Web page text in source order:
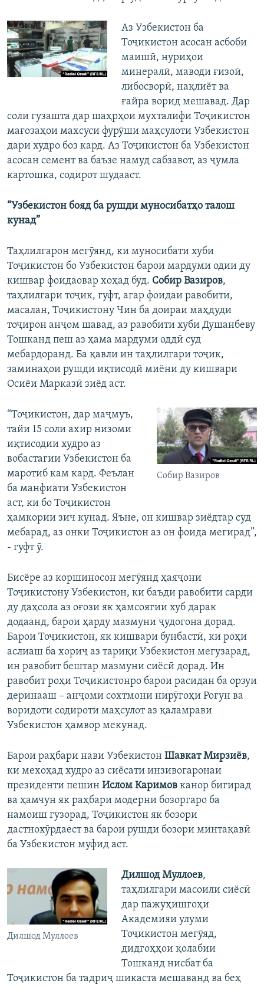
Аз Узбекистон ба
Тоҷикистон асосан асбоби
маишӣ, нуриҳои
минералӣ, маводи ғизоӣ,
либосворӣ, нақлиёт ва
ғайра ворид мешавад. Дар
соли гузашта дар шаҳрҳои мухталифи Тоҷикистон
мағозаҳои махсуси фурӯши маҳсулоти Узбекистон
дари худро боз кард. Аз Тоҷикистон ба Узбекистон
асосан семент ва баъзе намуд сабзавот, аз ҷумла
картошка, содирот шудааст.
“Узбекистон бояд ба рушди муносибатҳо талош
кунад”
Таҳлилгарон мегӯянд, ки муносибати хуби
Тоҷикистон бо Узбекистон барои мардуми одии ду
кишвар фоидаовар хоҳад буд. Собир Вазиров,
таҳлилгари тоҷик, гуфт, агар фоидаи равобити,
масалан, Тоҷикистону Чин ба доираи маҳдуди
тоҷирон анҷом шавад, аз равобити хуби Душанбеву
Тошканд пеш аз ҳама мардуми оддӣ суд
мебардоранд. Ба қавли ин таҳлилгари тоҷик,
заминаҳои рушди иқтисодӣ миёни ду кишвари
Осиёи Марказӣ зиёд аст.
Собир Вазиров
“Тоҷикистон, дар маҷмуъ,
тайи 15 соли ахир низоми
иқтисодии худро аз
вобастагии Узбекистон ба
маротиб кам кард. Феълан
ба манфиати Узбекистон
аст, ки бо Тоҷикистон
ҳамкории зич кунад. Яъне, он кишвар зиёдтар суд
мебарад, аз онки Тоҷикистон аз он фоида мегирад”,
- гуфт ӯ.
Бисёре аз коршиносон мегӯянд ҳаяҷони
Тоҷикистону Узбекистон, ки баъди равобити сарди
ду даҳсола аз оғози як ҳамсоягии хуб дарак
додаанд, барои ҳарду мазмуни ҷудогона дорад.
Барои Тоҷикистон, як кишвари бунбастӣ, ки роҳи
аслиаш ба хориҷ аз тариқи Узбекистон мегузарад,
ин равобит бештар мазмуни сиёсӣ дорад. Ин
равобит роҳи Тоҷикистонро барои расидан ба орзуи
деринааш – анҷоми сохтмони нирӯгоҳи Роғун ва
воридоти содироти маҳсулот аз қаламрави
Узбекистон ҳамвор мекунад.
Барои раҳбари нави Узбекистон Шавкат Мирзиёв,
ки мехоҳад худро аз сиёсати инзивогаронаи
президенти пешин Ислом Каримов канор бигирад
ва ҳамчун як раҳбари модерни бозоргаро ба
намоиш гузорад, Тоҷикистон як бозори
дастнохӯрдаест ва барои рушди бозори минтақавӣ
ба Узбекистон муфид аст.
Дилшод Муллоев
Дилшод Муллоев,
таҳлилгари масоили сиёсӣ
дар пажуҳишгоҳи
Академияи улуми
Тоҷикистон мегӯяд,
дидгоҳҳои қолабии
Тошканд нисбат ба
Тоҷикистон ба тадриҷ шикаста мешаванд ва беҳ